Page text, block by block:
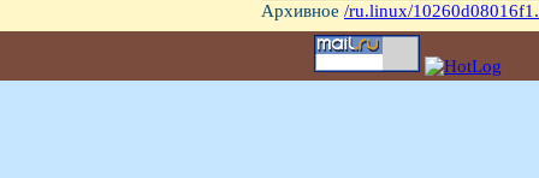
Архивное /ru.linux/